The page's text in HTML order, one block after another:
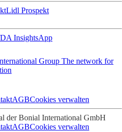
Lidl Prospekt
InsightsApp
Group The network for
AGBCookies verwalten
der Bonial International GmbH
AGBCookies verwalten